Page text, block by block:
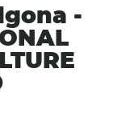
-